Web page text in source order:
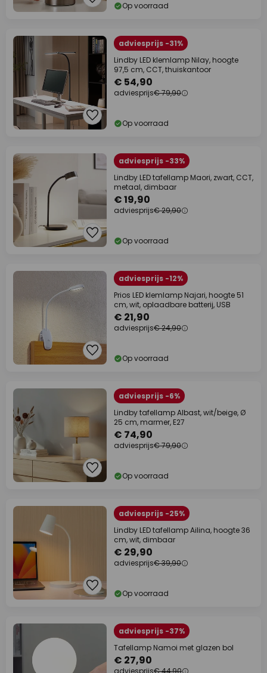
Op voorraad
adviesprijs -31%
Lindby LED klemlamp Nilay, hoogte
97,5 cm, CCT, thuiskantoor
€ 54,90
adviesprijs€ 79,90
Op voorraad
adviesprijs -33%
Lindby LED tafellamp Maori, zwart, CCT,
metaal, dimbaar
€ 19,90
adviesprijs€ 29,90
Op voorraad
adviesprijs -12%
Prios LED klemlamp Najari, hoogte 51
cm, wit, oplaadbare batterij, USB
€ 21,90
adviesprijs€ 24,90
Op voorraad
adviesprijs -6%
Lindby tafellamp Albast, wit/beige, Ø
25 cm, marmer, E27
€ 74,90
adviesprijs€ 79,90
Op voorraad
adviesprijs -25%
Lindby LED tafellamp Ailina, hoogte 36
cm, wit, dimbaar
€ 29,90
adviesprijs€ 39,90
Op voorraad
adviesprijs -37%
Tafellamp Namoi met glazen bol
€ 27,90
adviesprijs€ 44,90